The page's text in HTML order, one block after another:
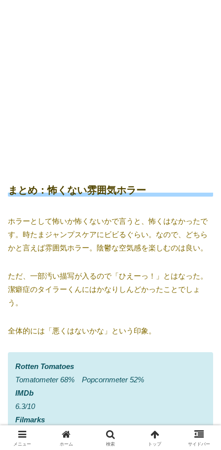
まとめ：怖くない雰囲気ホラー
ホラーとして怖いか怖くないかで言うと、怖くはなかったで
す。時たまジャンプスケアにビビるぐらい。なので、どちら
かと言えば雰囲気ホラー。陰鬱な空気感を楽しむのは良い。
ただ、一部汚い描写が入るので「ひえーっ！」とはなった。
潔癖症のタイラーくんにはかなりしんどかったことでしょ
う。
全体的には「悪くはないかな」という印象。
Rotten Tomatoes
Tomatometer 68% Popcornmeter 52%
IMDb
6.3/10
Filmarks
3.5/5.0
メニュー ホーム 検索 トップ サイドバー